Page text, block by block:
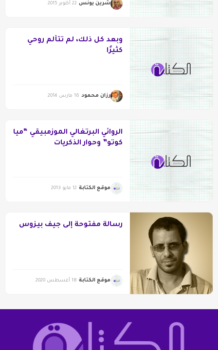
شرين يونس 22 أكتوبر 2015
وبعد كل ذلك، لم تتألم روحي
كثيرًا
رزان محمود 16 مارس 2014
الروائي البرتغالي الموزمبيقي “ميا
كوتو” وحوار الذكريات
موقع الكتابة 12 مايو 2013
رسالة مفتوحة إلى جيف بيزوس
موقع الكتابة 18 أغسطس 2020